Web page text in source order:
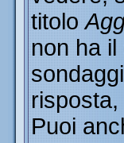
titolo
non ha
Puoi